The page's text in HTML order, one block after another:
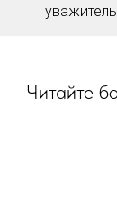
Читайте